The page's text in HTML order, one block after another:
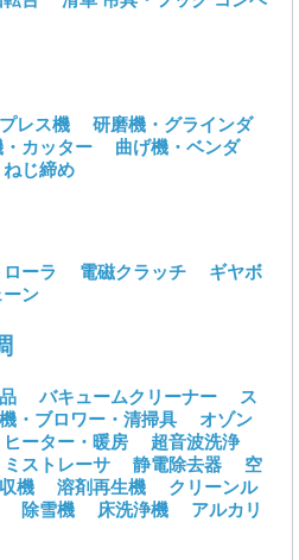
プレス機
研磨機・グラインダ
カッター
曲げ機・ベンダ
じ締め
ローラ 電磁クラッチ
ギヤボ
ン
バキュームクリーナー
ス
・ブロワー・清掃具
オゾン
ヒーター・暖房
超音波洗浄
ミストレーサ 静電除去器
空
機 溶剤再生機
クリーンル
除雪機 床洗浄機
アルカリ